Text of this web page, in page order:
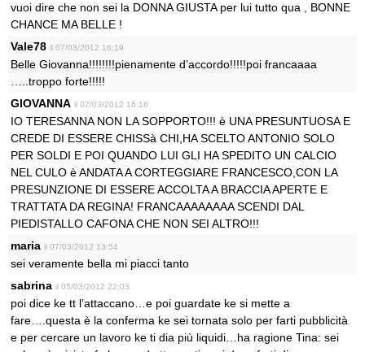
vuoi dire che non sei la DONNA GIUSTA per lui tutto qua , BONNE
CHANCE MA BELLE !
Vale78 il 07/03/2012 16:19
Belle Giovanna!!!!!!!!pienamente d’accordo!!!!!poi francaaaa
…..troppo forte!!!!!
GIOVANNA il 07/03/2012 16:16
IO TERESANNA NON LA SOPPORTO!!! è UNA PRESUNTUOSA E
CREDE DI ESSERE CHISSà CHI,HA SCELTO ANTONIO SOLO
PER SOLDI E POI QUANDO LUI GLI HA SPEDITO UN CALCIO
NEL CULO è ANDATA A CORTEGGIARE FRANCESCO,CON LA
PRESUNZIONE DI ESSERE ACCOLTA A BRACCIA APERTE E
TRATTATA DA REGINA! FRANCAAAAAAAA SCENDI DAL
PIEDISTALLO CAFONA CHE NON SEI ALTRO!!!
maria il 07/03/2012 13:54
sei veramente bella mi piacci tanto
sabrina il 05/03/2012 22:03
poi dice ke tt l’attaccano…e poi guardate ke si mette a
fare….questa è la conferma ke sei tornata solo per farti pubblicità
e per cercare un lavoro ke ti dia più liquidi…ha ragione Tina: sei